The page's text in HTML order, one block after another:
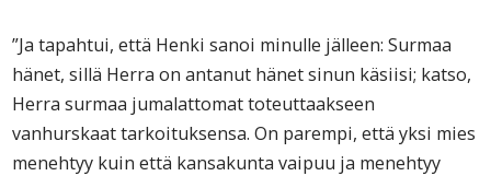
”Ja tapahtui, että Henki sanoi minulle jälleen: Surmaa
hänet, sillä Herra on antanut hänet sinun käsiisi; katso,
Herra surmaa jumalattomat toteuttaakseen
vanhurskaat tarkoituksensa. On parempi, että yksi mies
menehtyy kuin että kansakunta vaipuu ja menehtyy